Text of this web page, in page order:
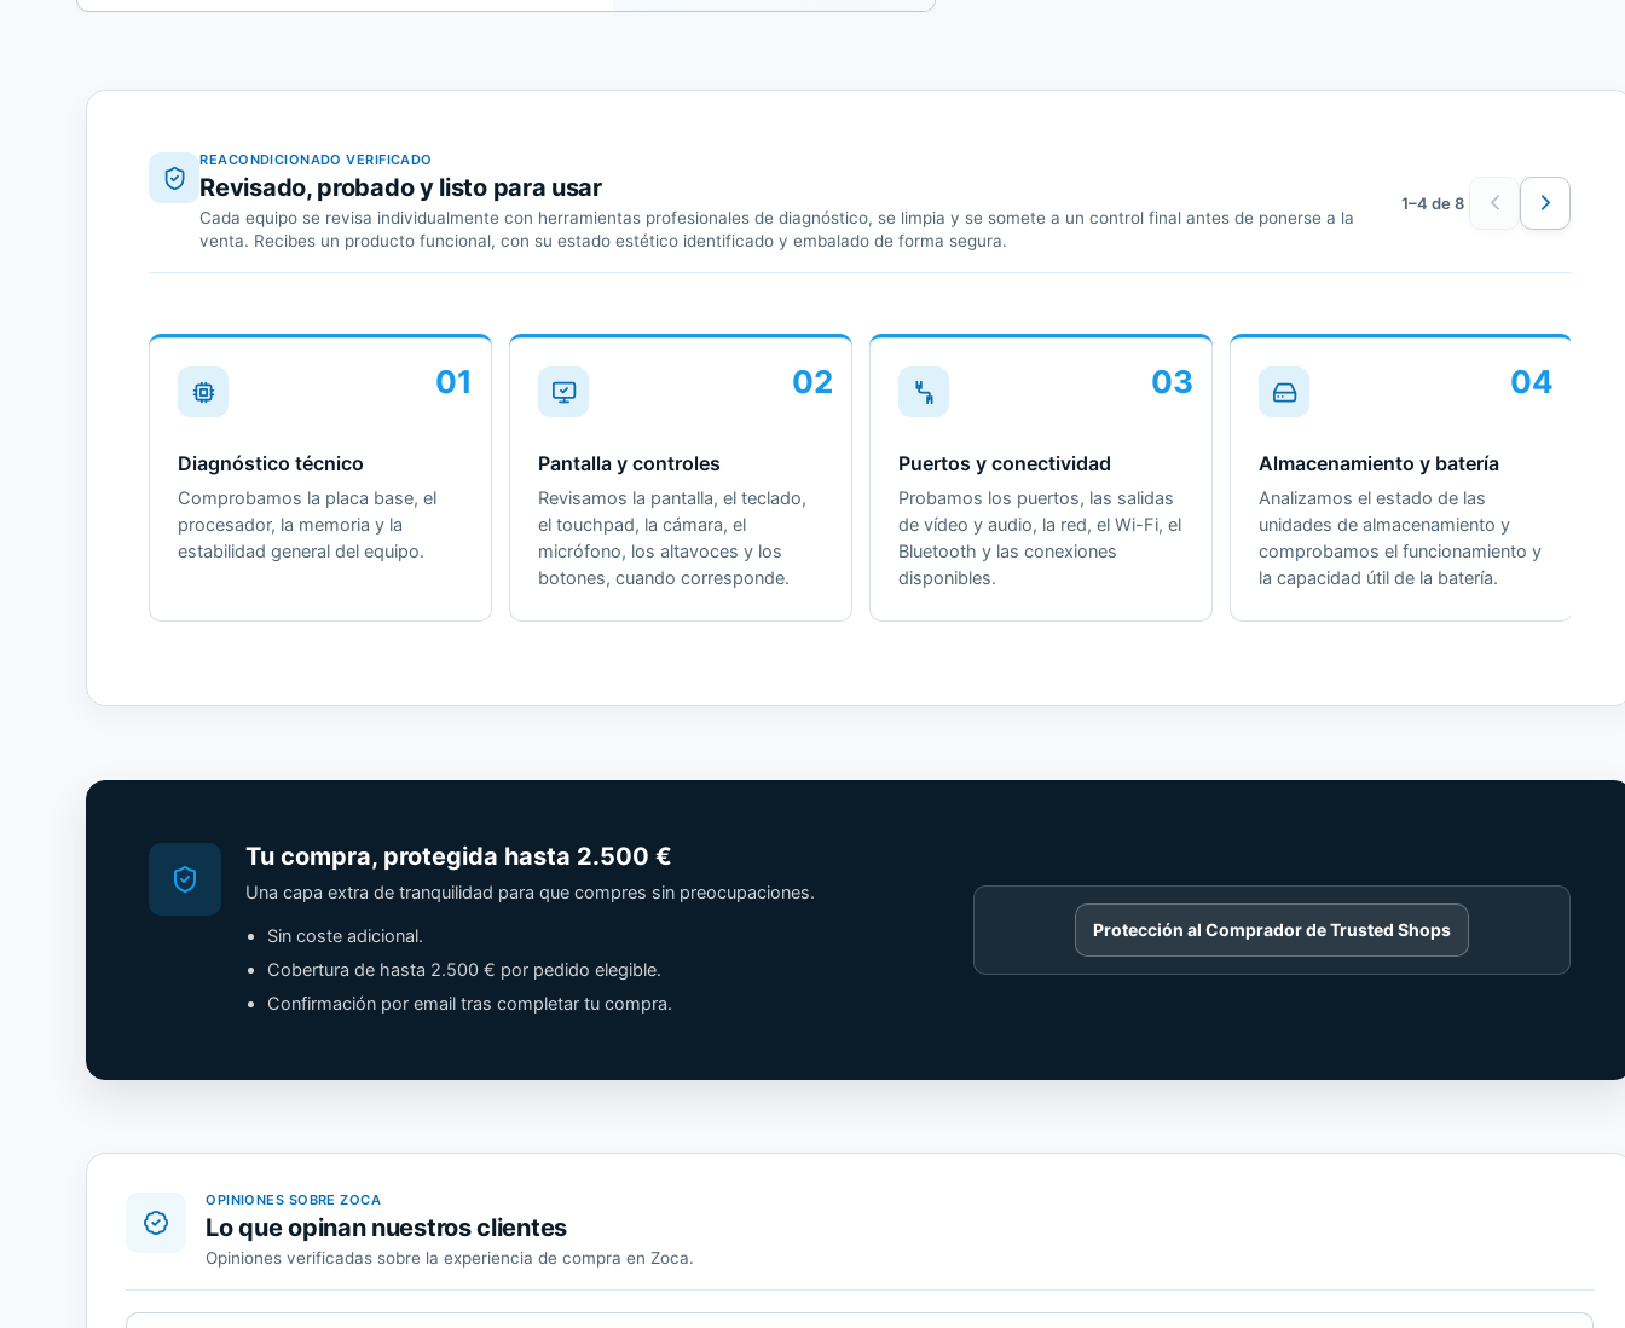
REACONDICIONADO VERIFICADO
Revisado, probado y listo para usar
Cada equipo se revisa individualmente con herramientas profesionales de diagnóstico, se limpia y se somete a un control final antes de ponerse a la
venta. Recibes un producto funcional, con su estado estético identificado y embalado de forma segura.
1–4 de 8
01
Diagnóstico técnico
Comprobamos la placa base, el
procesador, la memoria y la
estabilidad general del equipo.
02
Pantalla y controles
Revisamos la pantalla, el teclado,
el touchpad, la cámara, el
micrófono, los altavoces y los
botones, cuando corresponde.
03
Puertos y conectividad
Probamos los puertos, las salidas
de vídeo y audio, la red, el Wi-Fi, el
Bluetooth y las conexiones
disponibles.
04
Almacenamiento y batería
Analizamos el estado de las
unidades de almacenamiento y
comprobamos el funcionamiento y
la capacidad útil de la batería.
Tu compra, protegida hasta 2.500 €
Una capa extra de tranquilidad para que compres sin preocupaciones.
Sin coste adicional.
Cobertura de hasta 2.500 € por pedido elegible.
Confirmación por email tras completar tu compra.
contenido
de
Protección al Comprador de Trusted Shops
OPINIONES SOBRE ZOCA
Lo que opinan nuestros clientes
Opiniones verificadas sobre la experiencia de compra en Zoca.